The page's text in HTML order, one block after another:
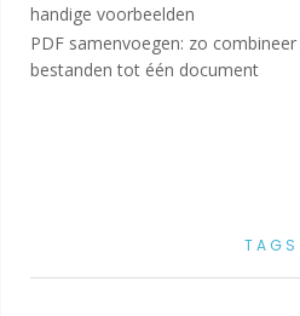
handige voorbeelden
PDF samenvoegen: zo
bestanden tot één document
TAGS